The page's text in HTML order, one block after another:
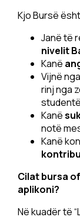
Kjo Bursë
Janë të
nivelit
Kanë
Vijnë nga
rinj nga
Kanë
notë
Kanë
Cilat bursa
aplikoni?
Në kuadër të